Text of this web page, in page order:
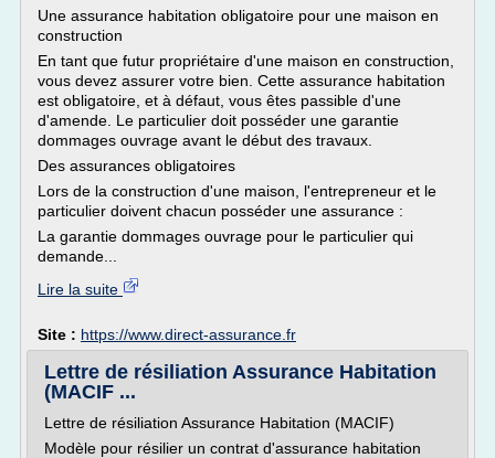
Une assurance habitation obligatoire pour une maison en
construction
En tant que futur propriétaire d'une maison en construction,
vous devez assurer votre bien. Cette assurance habitation
est obligatoire, et à défaut, vous êtes passible d'une
d'amende. Le particulier doit posséder une garantie
dommages ouvrage avant le début des travaux.
Des assurances obligatoires
Lors de la construction d'une maison, l'entrepreneur et le
particulier doivent chacun posséder une assurance :
La garantie dommages ouvrage pour le particulier qui
demande...
Lire la suite
Site : https://www.direct-assurance.fr
Lettre de résiliation Assurance Habitation
(MACIF ...
Lettre de résiliation Assurance Habitation (MACIF)
Modèle pour résilier un contrat d'assurance habitation